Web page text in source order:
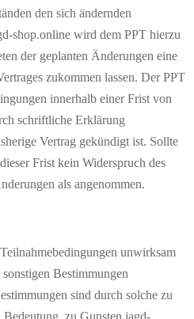
den sich ändernden
shop.online wird dem PPT hierzu
der geplanten Änderungen eine
zukommen lassen. Der PPT
innerhalb einer Frist von
schriftliche Erklärung
Vertrag gekündigt ist. Sollte
Frist kein Widerspruch des
als angenommen.
unwirksam
Bestimmungen
sind durch solche zu